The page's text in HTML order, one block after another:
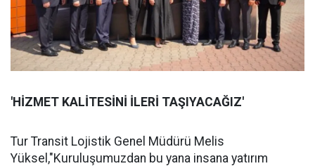
'HİZMET KALİTESİNİ İLERİ TAŞIYACAĞIZ'
Tur Transit Lojistik Genel Müdürü Melis
Yüksel,"Kuruluşumuzdan bu yana insana yatırım